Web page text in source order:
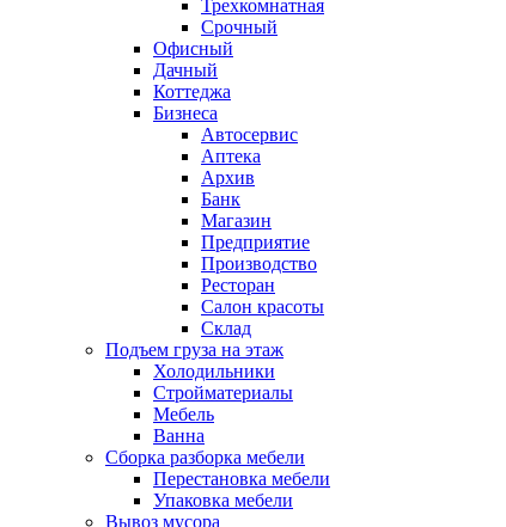
Трехкомнатная
Срочный
Офисный
Дачный
Коттеджа
Бизнеса
Автосервис
Аптека
Архив
Банк
Магазин
Предприятие
Производство
Ресторан
Салон красоты
Склад
Подъем груза на этаж
Холодильники
Стройматериалы
Мебель
Ванна
Сборка разборка мебели
Перестановка мебели
Упаковка мебели
Вывоз мусора